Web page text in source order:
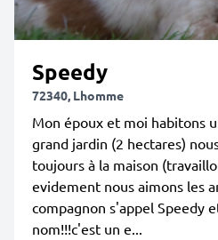
Speedy
72340, Lhomme
Mon époux et moi habitons
grand jardin (2 hectares)
toujours à la maison
evidement nous aimons les
compagnon s'appel Speedy
nom!!!c'est un e...